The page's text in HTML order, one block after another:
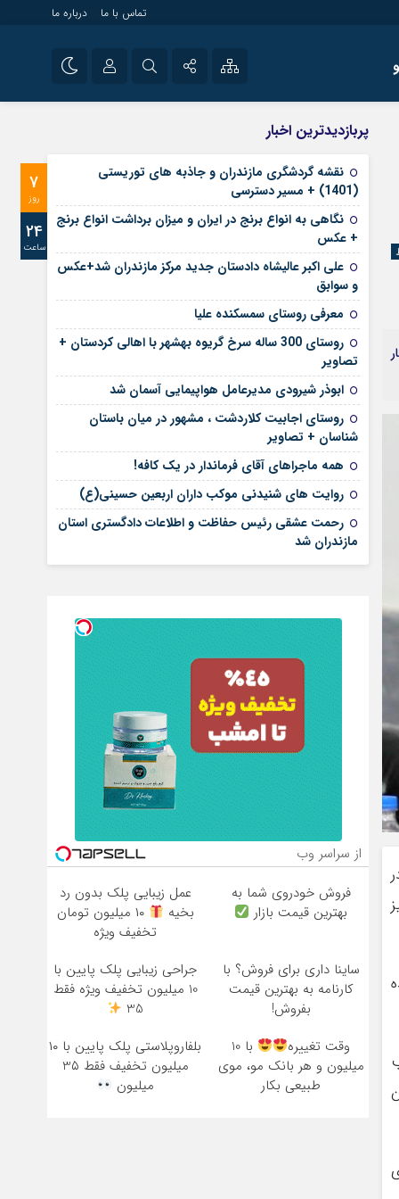
تماس با ما درباره ما
آپارات
رمز عبور
مرا به خاطر بسپار
راه اندازی سایت و
سایت های خبری و
پربازدیدترین اخبار
7
روز
24
ساعت
نقشه گردشگری مازندران و جاذبه های توریستی
(1401) + مسیر دسترسی
نگاهی به انواع برنج در ایران و میزان برداشت انواع برنج
+ عکس
علی‌ اکبر عالیشاه دادستان جدید مرکز مازندران شد+عکس
و سوابق
معرفی روستای سمسکنده علیا
روستای 300 ساله سرخ ‌گریوه بهشهر با اهالی کردستان +
تصاویر
ابوذر شیرودی مدیرعامل هواپیمایی آسمان شد
روستای اجابیت کلاردشت ، مشهور در میان باستان
شناسان + تصاویر
همه ماجراهای آقای فرماندار در یک کافه!
روایت های شنیدنی موکب داران اربعین حسینی(ع)
رحمت عشقی رئیس حفاظت و اطلاعات دادگستری استان
مازندران شد
از سراسر وب
فروش خودروی شما به
بهترین قیمت بازار
عمل زیبایی پلک بدون رد
بخیه
۱۰ میلیون تومان
تخفیف ویژه
ساینا داری برای فروش؟ با
کارنامه به بهترین قیمت
بفروش!
جراحی زیبایی پلک پایین با
10 میلیون تخفیف ویژه فقط
35
وقت تغییره
با 10
میلیون و هر بانک مو، موی
طبیعی بکار
بلفاروپلاستی پلک پایین با ۱۰
میلیون تخفیف فقط 3۵
میلیون